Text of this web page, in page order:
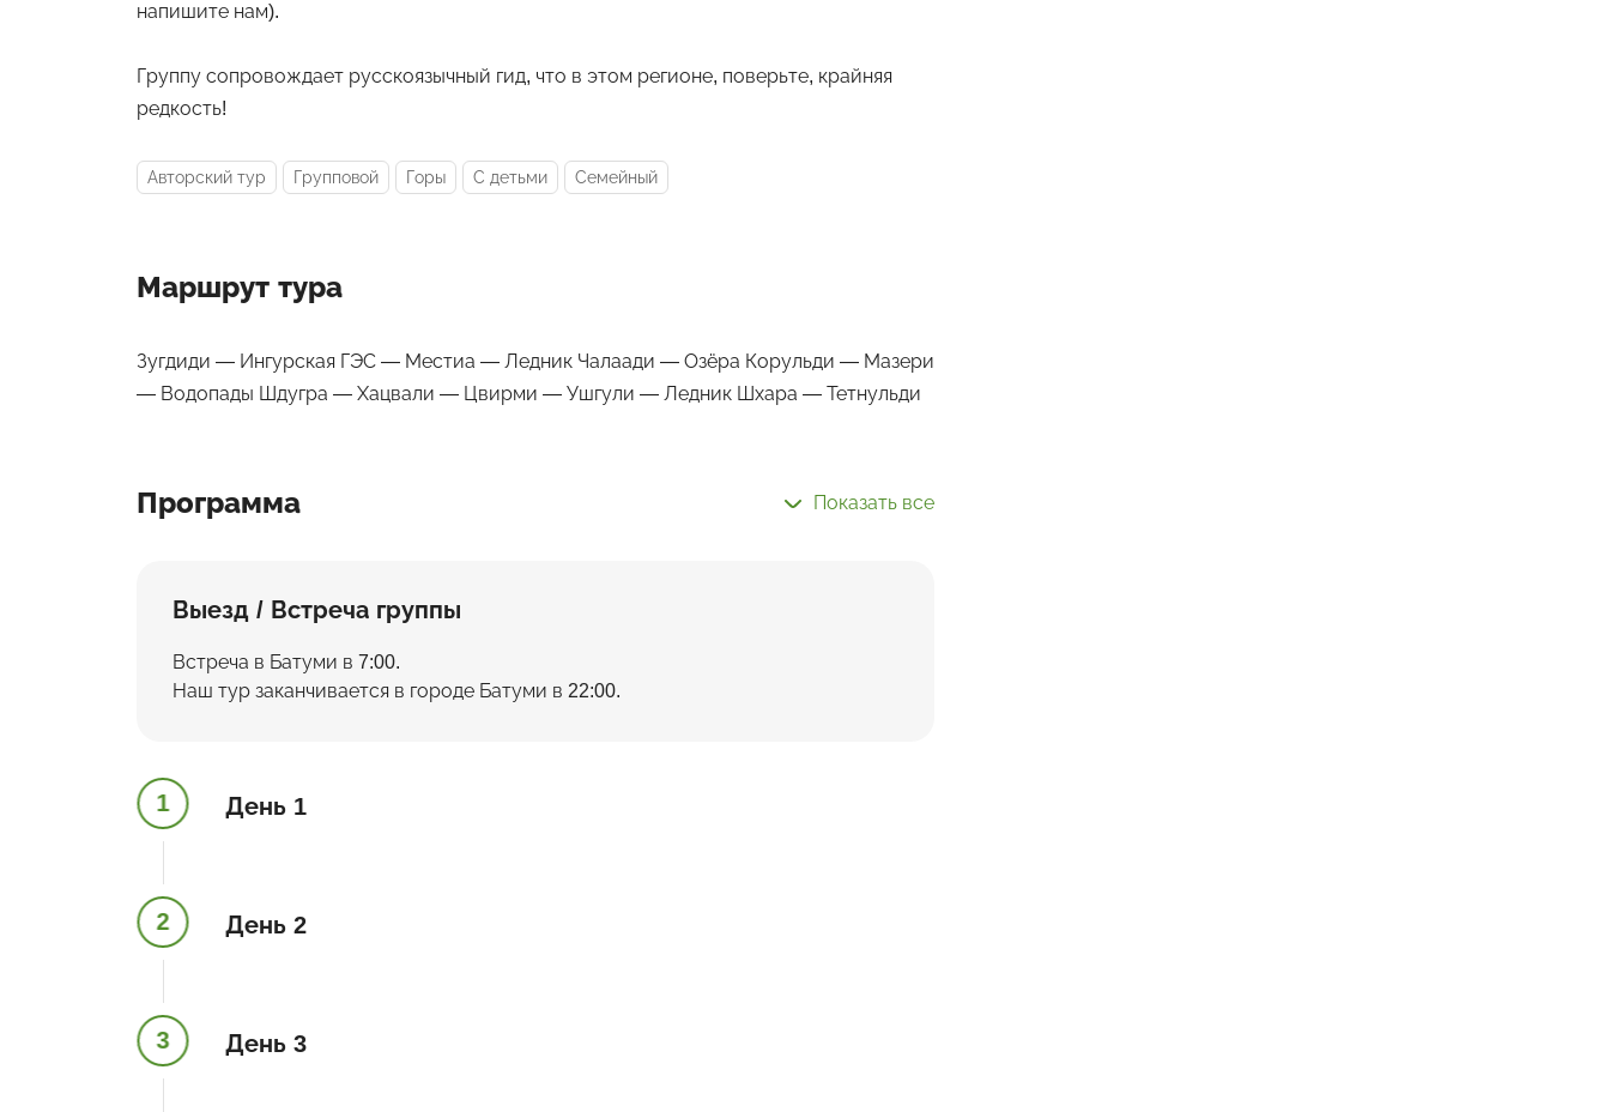
напишите нам).
Группу сопровождает русскоязычный гид, что в этом регионе, поверьте, крайняя
редкость!
Авторский тур Групповой Горы С детьми Семейный
Маршрут тура
Зугдиди — Ингурская ГЭС — Местиа — Ледник Чалаади — Озёра Корульди — Мазери
— Водопады Шдугра — Хацвали — Цвирми — Ушгули — Ледник Шхара — Тетнульди
Программа Показать все
Выезд / Встреча группы
Встреча в Батуми в 7:00.
Наш тур заканчивается в городе Батуми в 22:00.
1 День 1
2 День 2
3 День 3